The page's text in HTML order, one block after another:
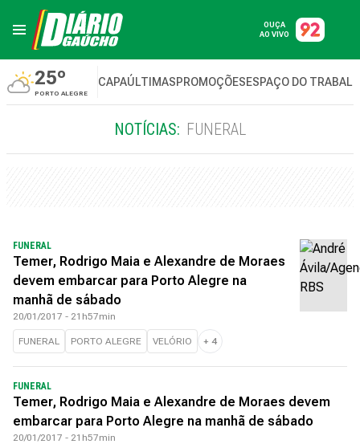
OUÇA
AO VIVO
25º
PORTO ALEGRE
CAPAÚLTIMASPROMOÇÕESESPAÇO DO
NOTÍCIAS: FUNERAL
FUNERAL
Temer, Rodrigo Maia e Alexandre de Moraes
devem embarcar para Porto Alegre na
manhã de sábado
20/01/2017 - 21h57min
FUNERAL PORTO ALEGRE VELÓRIO + 4
FUNERAL
Temer, Rodrigo Maia e Alexandre de Moraes devem
embarcar para Porto Alegre na manhã de sábado
20/01/2017 - 21h57min